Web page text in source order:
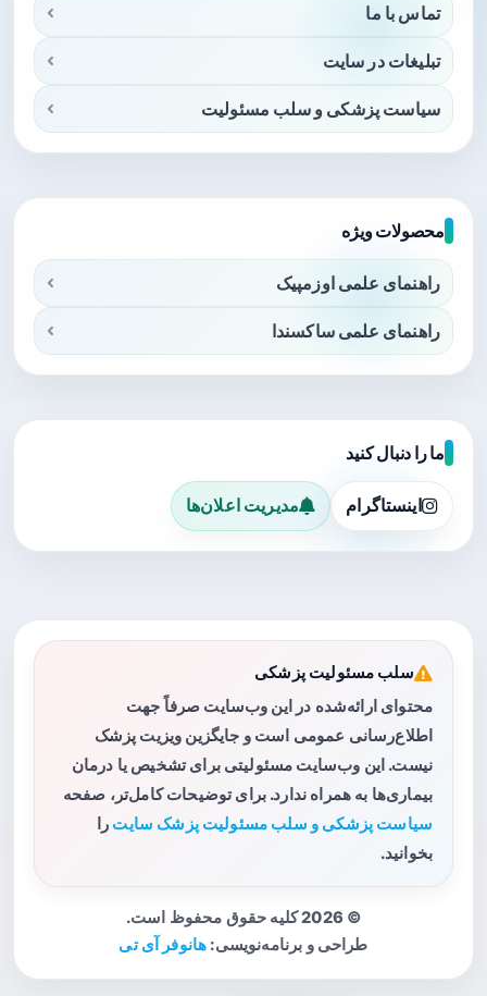
تماس با ما
تبلیغات در سایت
سیاست پزشکی و سلب مسئولیت
محصولات ویژه
راهنمای علمی اوزمپیک
راهنمای علمی ساکسندا
ما را دنبال کنید
اینستاگرام مدیریت اعلان‌ها
سلب مسئولیت پزشکی
محتوای ارائه‌شده در این وب‌سایت صرفاً جهت
اطلاع‌رسانی عمومی است و جایگزین ویزیت پزشک
نیست. این وب‌سایت مسئولیتی برای تشخیص یا درمان
بیماری‌ها به همراه ندارد. برای توضیحات کامل‌تر، صفحه
سیاست پزشکی و سلب مسئولیت پزشک سایت را
بخوانید.
© 2026 کلیه حقوق محفوظ است.
طراحی و برنامه‌نویسی: هانوفر آی تی